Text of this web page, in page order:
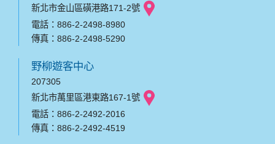
新北市金山區磺港路171-2號
電話：886-2-2498-8980
傳真：886-2-2498-5290
野柳遊客中心
207305
新北市萬里區港東路167-1號
電話：886-2-2492-2016
傳真：886-2-2492-4519